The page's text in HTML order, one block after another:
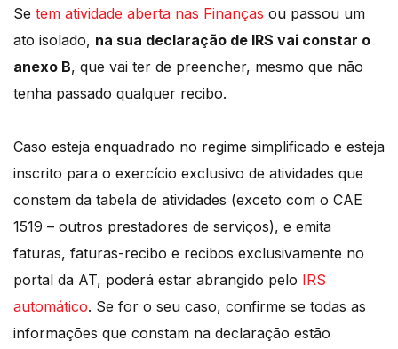
Se tem atividade aberta nas Finanças ou passou um
ato isolado, na sua declaração de IRS vai constar o
anexo B, que vai ter de preencher, mesmo que não
tenha passado qualquer recibo.
Caso esteja enquadrado no regime simplificado e esteja
inscrito para o exercício exclusivo de atividades que
constem da tabela de atividades (exceto com o CAE
1519 – outros prestadores de serviços), e emita
faturas, faturas-recibo e recibos exclusivamente no
portal da AT, poderá estar abrangido pelo IRS
automático. Se for o seu caso, confirme se todas as
informações que constam na declaração estão